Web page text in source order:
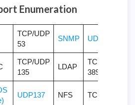
Enumeration
TCP/UDP
53
SNMP UDP 161
TCP/UDP
135
LDAP
TCP/UDP
389
UDP137 NFS TCP 2049